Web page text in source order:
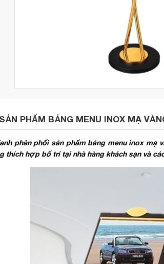
PHẨM BẢNG MENU INOX MẠ
phân phối sản phẩm bảng menu inox
thích hợp bố trí tại nhà hàng khách sạn và